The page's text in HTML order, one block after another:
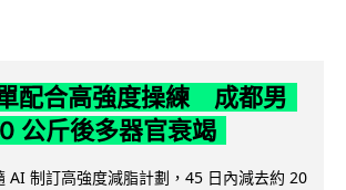
配合高強度操練 成都男
公斤後多器官衰竭
AI 制訂高強度減脂計劃，45 日內減去約 20